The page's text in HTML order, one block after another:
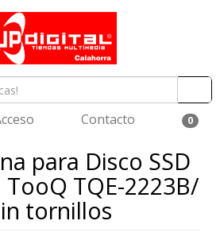
Contacto 0
para Disco SSD
TooQ TQE-2223B/
tornillos